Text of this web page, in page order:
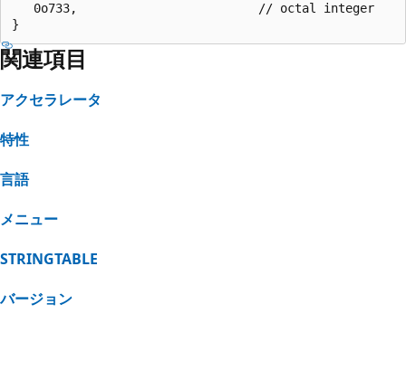
   0o733,                         // octal integer
関連項目
アクセラレータ
特性
言語
メニュー
STRINGTABLE
バージョン